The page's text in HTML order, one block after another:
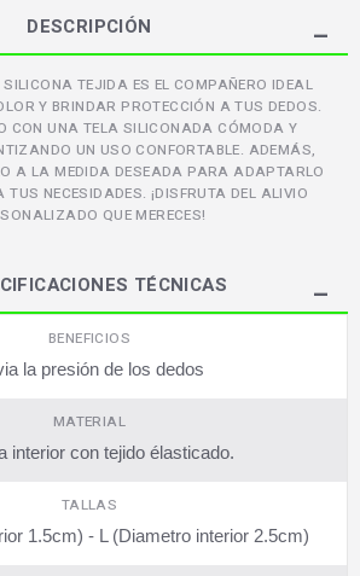
DESCRIPCIÓN
SILICONA TEJIDA ES EL COMPAÑERO IDEAL
Y BRINDAR PROTECCIÓN A TUS DEDOS.
CON UNA TELA SILICONADA CÓMODA Y
UN USO CONFORTABLE. ADEMÁS,
A LA MEDIDA DESEADA PARA ADAPTARLO
TUS NECESIDADES. ¡DISFRUTA DEL ALIVIO
QUE MERECES!
TÉCNICAS
BENEFICIOS
la presión de los dedos
MATERIAL
interior con tejido élasticado.
TALLAS
1.5cm) - L (Diametro interior 2.5cm)